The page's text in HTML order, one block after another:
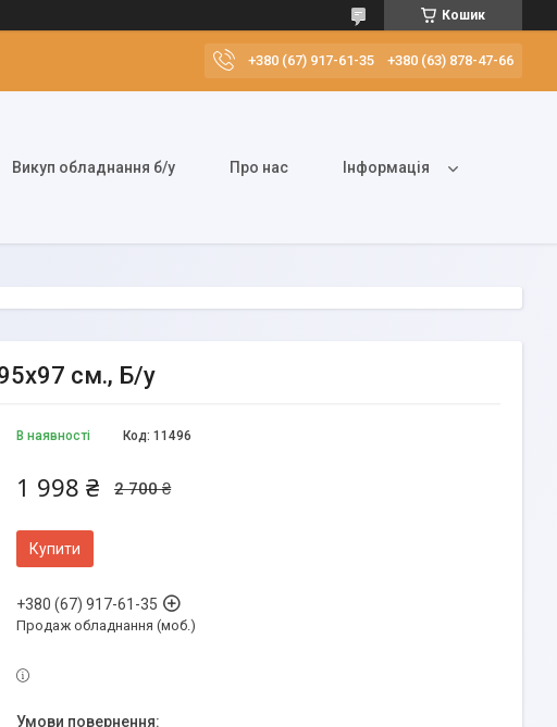
Кошик
+380 (67) 917-61-35 +380 (63) 878-47-66
Викуп обладнання б/у Про нас Інформація
см., Б/у
В наявності Код: 11496
2 700 ₴
1 998 ₴
Купити
+380 (67) 917-61-35
Продаж обладнання (моб.)